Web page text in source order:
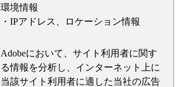
環境情報
・IPアドレス、ロケーション情報
Adobeにおいて、サイト利用者に関す
る情報を分析し、インターネット上に
当該サイト利用者に適した当社の広告